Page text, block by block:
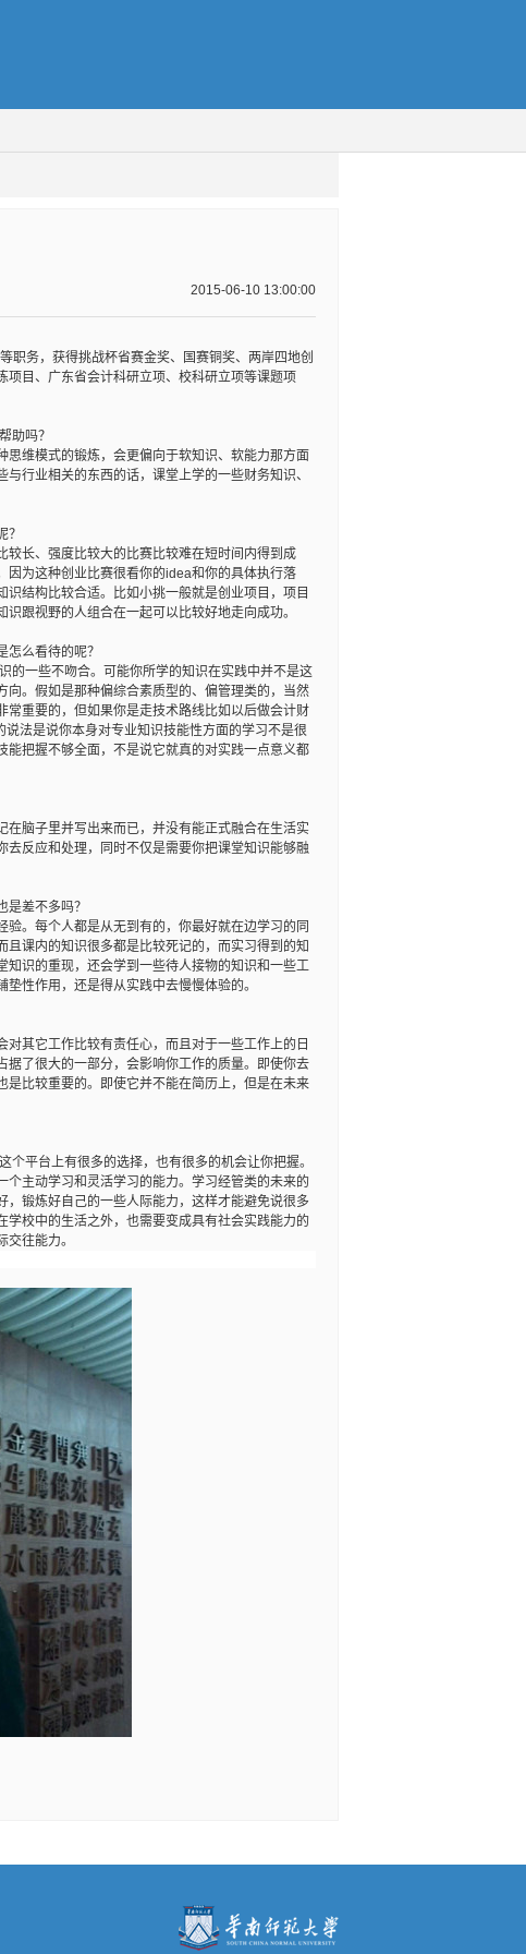
2015-06-10 13:00:00
职务，获得挑战杯省赛金奖、国赛铜奖、两岸四地创
目、广东省会计科研立项、校科研立项等课题项
助吗？
维模式的锻炼，会更偏向于软知识、软能力那方面
行业相关的东西的话，课堂上学的一些财务知识、
？
较长、强度比较大的比赛比较难在短时间内得到成
因为这种创业比赛很看你的idea和你的具体执行落
结构比较合适。
比如小挑一般就是创业项目，项目
跟视野的人组合在一起可以比较好地走向成功。
么看待的呢？
的一些不吻合。可能你所学的知识在实践中并不是这
。假如是那种偏综合素质型的、偏管理类的，当然
重要的，但如果你是走技术路线比如以后做会计财
法是说你本身对专业知识技能性方面的学习不是很
把握不够全面，不是说它就真的对实践一点意义都
在脑子里并写出来而已，并没有能正式融合在生活实
反应和处理，同时不仅是需要你把课堂知识能够融
差不多吗？
。每个人都是从无到有的，你最好就在边学习的同
课内的知识很多都是比较死记的，而实习得到的知
识的重现，还会学到一些待人接物的知识和一些工
性作用，还是得从实践中去慢慢体验的。
其它工作比较有责任心，而且对于一些工作上的日
了很大的一部分，会影响你工作的质量。即使你去
比较重要的。即使它并不能在简历上，但是在未来
平台上有很多的选择，也有很多的机会让你把握。
主动学习和灵活学习的能力。学习经管类的未来的
锻炼好自己的一些人际能力，这样才能避免说很多
校中的生活之外，也需要变成具有社会实践能力的
往能力。